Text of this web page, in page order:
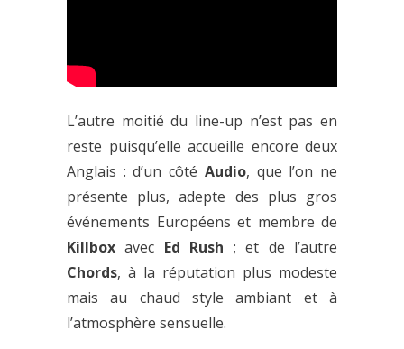
L’autre moitié du line-up n’est pas en
reste puisqu’elle accueille encore deux
Anglais : d’un côté Audio, que l’on ne
présente plus, adepte des plus gros
événements Européens et membre de
Killbox avec Ed Rush ; et de l’autre
Chords, à la réputation plus modeste
mais au chaud style ambiant et à
l’atmosphère sensuelle.